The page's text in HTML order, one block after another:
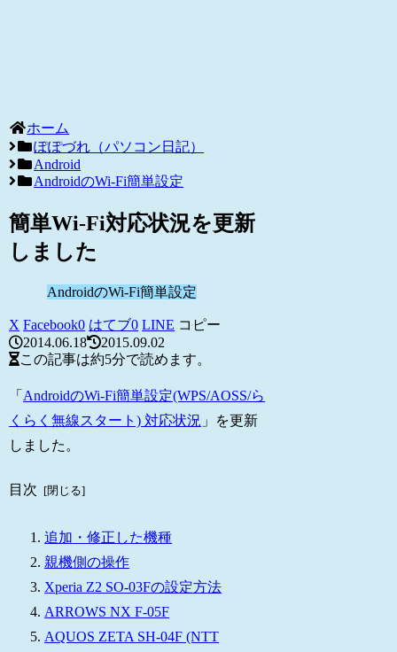
ホーム
ぽぽづれ（パソコン日記）
Android
AndroidのWi-Fi簡単設定
簡単Wi-Fi対応状況を更新
しました
AndroidのWi-Fi簡単設定
X Facebook0 はてブ0 LINE コピー
2014.06.18
2015.09.02
この記事は約5分で読めます。
「 AndroidのWi-Fi簡単設定(WPS/AOSS/ら
くらく無線スタート) 対応状況 」を更新
しました。
目次
追加・修正した機種
親機側の操作
Xperia Z2 SO-03Fの設定方法
ARROWS NX F-05F
AQUOS ZETA SH-04F (NTT